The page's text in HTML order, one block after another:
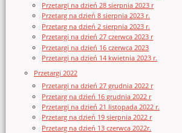
Przetargi na dzień 28 sierpnia 2023 r
Przetarg na dzień 8 sierpnia 2023 r.
Przetarg na dzień 2 sierpnia 2023 r.
Przetargi na dzień 27 czerwca 2023 r
Przetargi na dzień 16 czerwca 2023
Przetargi na dzień 14 kwietnia 2023 r.
Przetargi 2022
Przetargi na dzień 27 grudnia 2022 r
Przetarg na dzień 16 grudnia 2022 r
Przetargi na dzień 21 listopada 2022 r.
Przetarg na dzień 19 sierpnia 2022 r
Przetarg na dzień 13 czerwca 2022r.